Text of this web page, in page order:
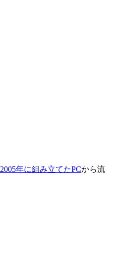
2005年に組み立てたPCから流